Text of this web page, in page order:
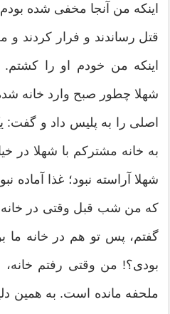
قتل رساندند و فرار کردند
اینکه من خودم او را
شهلا چطور صبح وارد خانه
اصلی را به پلیس داد و گفت:
به خانه مشترکم با شهلا در
شهلا آراسته نبود؛ غذا آماده
که من شب قبل وقتی در
گفتم، پس تو هم در خانه ما
بودی؟! من وقتی رفتم
ملحفه مانده است. به همین